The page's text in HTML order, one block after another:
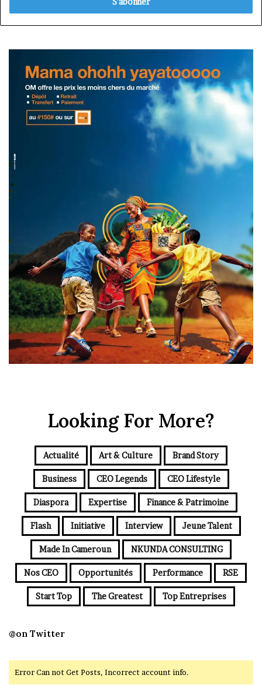
Looking For More?
Actualité Art & Culture Brand Story
Business CEO Legends CEO Lifestyle
Diaspora Expertise Finance & Patrimoine
Flash Initiative Interview Jeune Talent
Made In Cameroun NKUNDA CONSULTING
Nos CEO Opportunités Performance RSE
Start Top The Greatest Top Entreprises
@on Twitter
Error Can not Get Posts, Incorrect account info.